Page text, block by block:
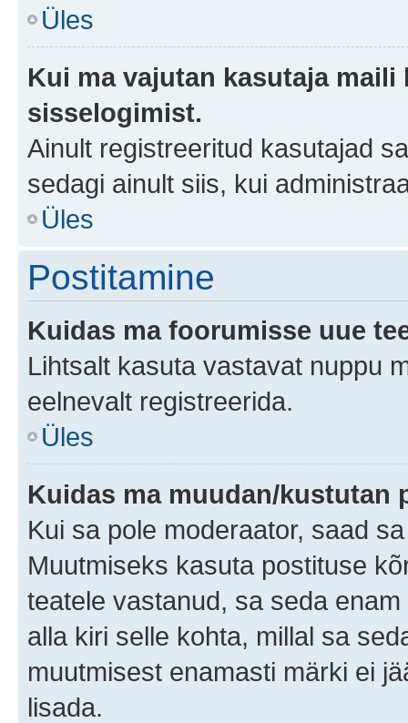
Üles
Kui ma vajutan kasutaja
sisselogimist.
Ainult registreeritud kasutajad
sedagi ainult siis, kui
Üles
Postitamine
Kuidas ma foorumisse uue
Lihtsalt kasuta vastavat nuppu
eelnevalt registreerida.
Üles
Kuidas ma muudan/kustutan
Kui sa pole moderaator, saad
Muutmiseks kasuta postituse
teatele vastanud, sa seda
alla kiri selle kohta, millal sa
muutmisest enamasti märki ei
lisada.